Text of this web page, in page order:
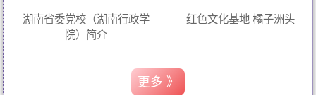
湖南省委党校（湖南行政学
院）简介
红色文化基地 橘子洲头
更多 》